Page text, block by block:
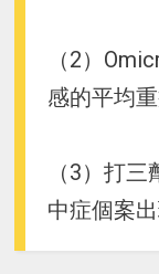
（2）
感的平均
（3）打
中症個案出